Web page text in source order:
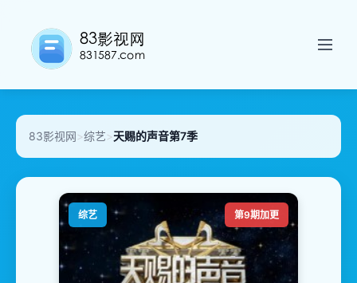
83影视网>综艺>天赐的声音第7季
综艺 第9期加更